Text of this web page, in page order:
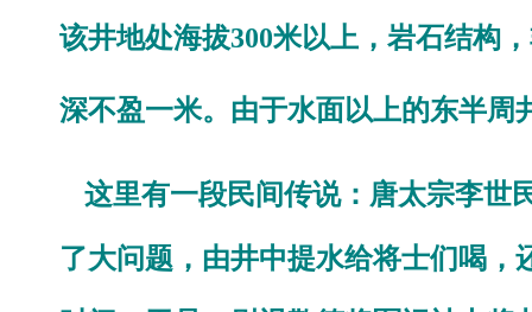
该井地处海拔300米以上，岩石结构
深不盈一米。由于水面以上的东半周
这里有一段民间传说：唐太宗李世
了大问题，由井中提水给将士们喝